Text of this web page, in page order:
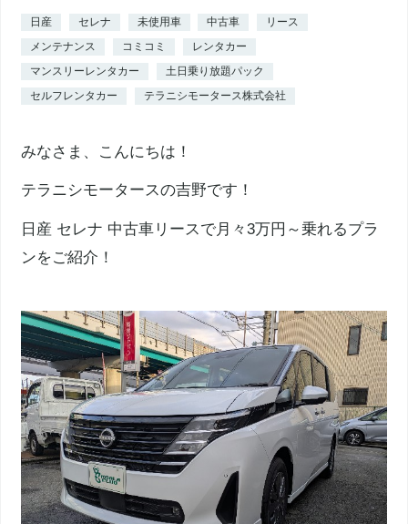
日産 セレナ 未使用車 中古車
リース
メンテナンス
コミコミ
レンタカー
マンスリーレンタカー
土日乗り放題パック
セルフレンタカー
テラニシモータース株式会社
みなさま、こんにちは！
テラニシモータースの吉野です！
日産 セレナ 中古車リースで月々3万円～乗れるプラ
ンをご紹介！